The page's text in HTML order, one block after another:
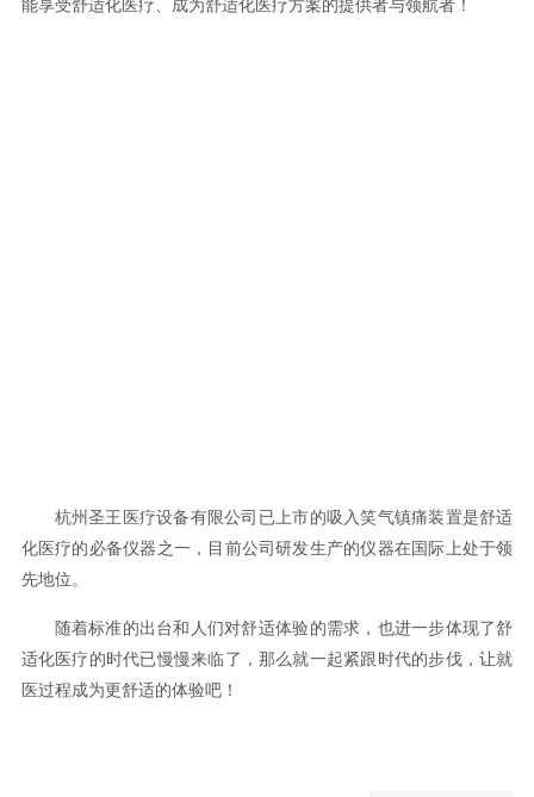
能享受舒适化医疗、成为舒适化医疗方案的提供者与领航者！
杭州圣王医疗设备有限公司已上市的吸入笑气镇痛装置是舒适
化医疗的必备仪器之一，目前公司研发生产的仪器在国际上处于领
先地位。
随着标准的出台和人们对舒适体验的需求，也进一步体现了舒
适化医疗的时代已慢慢来临了，那么就一起紧跟时代的步伐，让就
医过程成为更舒适的体验吧！